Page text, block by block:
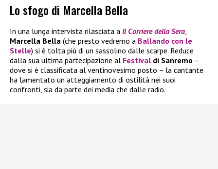
Lo sfogo di Marcella Bella
In una lunga intervista rilasciata a Il Corriere della Sera,
Marcella Bella (che presto vedremo a Ballando con le
Stelle) si è tolta più di un sassolino dalle scarpe. Reduce
dalla sua ultima partecipazione al Festival di Sanremo –
dove si è classificata al ventinovesimo posto – la cantante
ha lamentato un atteggiamento di ostilità nei suoi
confronti, sia da parte dei media che dalle radio.